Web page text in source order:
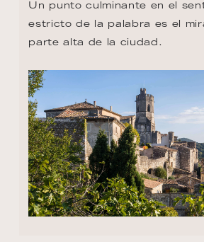
Un punto culminante en el
estricto de la palabra es el
parte alta de la ciudad.